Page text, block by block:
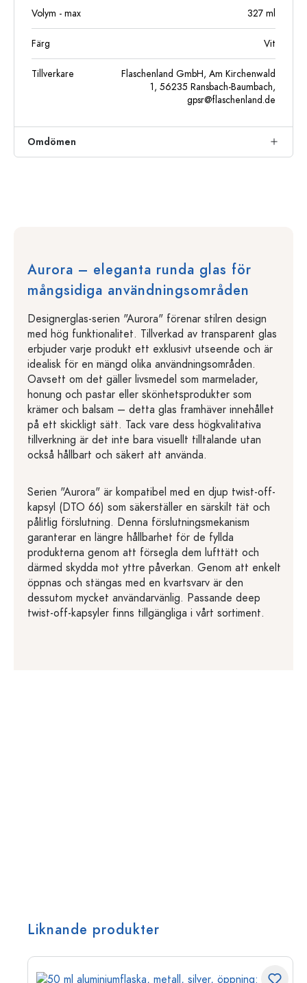
Volym - max 327 ml
Färg Vit
Tillverkare
Flaschenland GmbH, Am Kirchenwald
1, 56235 Ransbach-Baumbach,
gpsr@flaschenland.de
Omdömen
Aurora – eleganta runda glas för
mångsidiga användningsområden
Designerglas-serien "Aurora" förenar stilren design
med hög funktionalitet. Tillverkad av transparent glas
erbjuder varje produkt ett exklusivt utseende och är
idealisk för en mängd olika användningsområden.
Oavsett om det gäller livsmedel som marmelader,
honung och pastar eller skönhetsprodukter som
krämer och balsam – detta glas framhäver innehållet
på ett skickligt sätt. Tack vare dess högkvalitativa
tillverkning är det inte bara visuellt tilltalande utan
också hållbart och säkert att använda.
Serien "Aurora" är kompatibel med en djup twist-off-
kapsyl (DTO 66) som säkerställer en särskilt tät och
pålitlig förslutning. Denna förslutningsmekanism
garanterar en längre hållbarhet för de fyllda
produkterna genom att försegla dem lufttätt och
därmed skydda mot yttre påverkan. Genom att enkelt
öppnas och stängas med en kvartsvarv är den
dessutom mycket användarvänlig. Passande deep
twist-off-kapsyler finns tillgängliga i vårt sortiment.
Liknande produkter